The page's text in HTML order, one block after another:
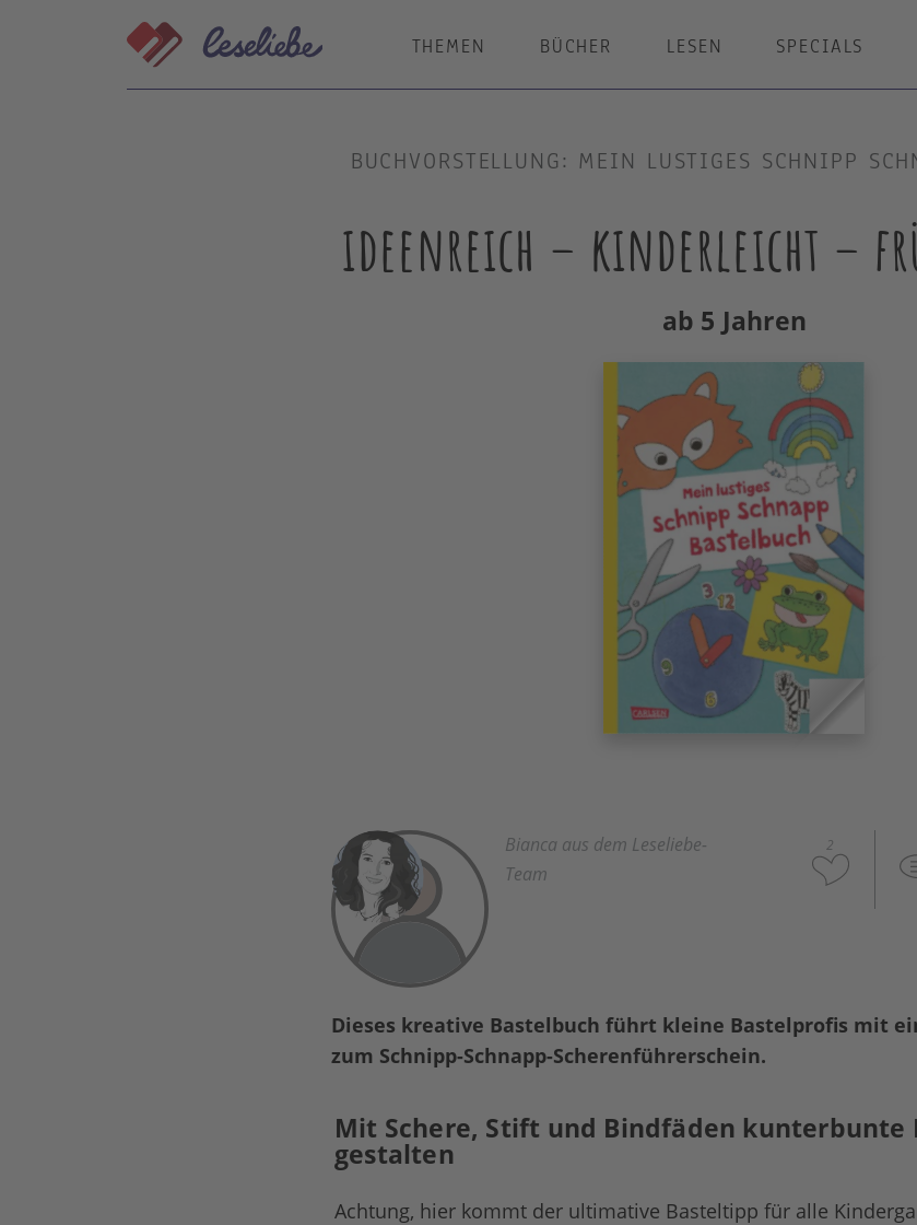
THEMEN BÜCHER LESEN SPECIALS
BUCHVORSTELLUNG: MEIN LUSTIGES SCHNIPP
ideenreich – kinderleicht –
ab 5 Jahren
Bianca aus dem Leseliebe-
Team
2
Dieses kreative Bastelbuch führt kleine Bastelprofis mit
zum Schnipp-Schnapp-Scherenführerschein.
Mit Schere, Stift und Bindfäden kunterbunte
gestalten
Achtung, hier kommt der ultimative Basteltipp für alle